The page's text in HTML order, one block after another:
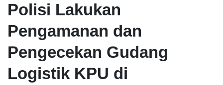
Polisi Lakukan
Pengamanan dan
Pengecekan Gudang
Logistik KPU di